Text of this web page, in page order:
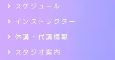
スケジュール
インストラクター
休講・代講情報
スタジオ案内